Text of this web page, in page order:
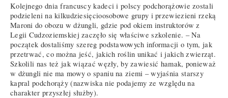
Kolejnego dnia francuscy kadeci i polscy podchorążowie zostali
podzieleni na kilkudziesięcioosobowe grupy i przewiezieni rzeką
Maroni do obozu w dżungli, gdzie pod okiem instruktorów z
Legii Cudzoziemskiej zaczęło się właściwe szkolenie. – Na
początek dostaliśmy szereg podstawowych informacji o tym, jak
przetrwać, co można jeść, jakich roślin unikać i jakich zwierząt.
Szkolili nas też jak wiązać węzły, by zawiesić hamak, ponieważ
w dżungli nie ma mowy o spaniu na ziemi – wyjaśnia starszy
kapral podchorąży (nazwiska nie podajemy ze względu na
charakter przyszłej służby).